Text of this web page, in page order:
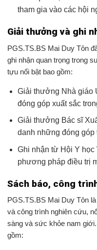
tham gia vào các hội
Giải thưởng và ghi
PGS.TS.BS Mai Duy Tôn
ghi nhận quan trọng trong
tựu nổi bật bao gồm:
Giải thưởng Nhà giáo
đóng góp xuất sắc
Giải thưởng Bác sĩ
danh những đóng góp
Ghi nhận từ Hội Y
phương pháp điều trị
Sách báo, công
PGS.TS.BS Mai Duy Tôn
và công trình nghiên cứu,
sàng và sức khỏe nam
gồm: